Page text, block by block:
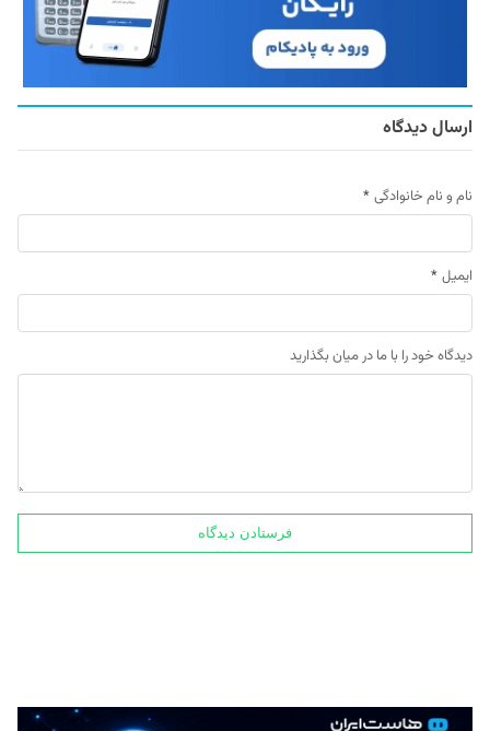
ارسال دیدگاه
نام و نام خانوادگی *
ایمیل *
دیدگاه خود را با ما در میان بگذارید